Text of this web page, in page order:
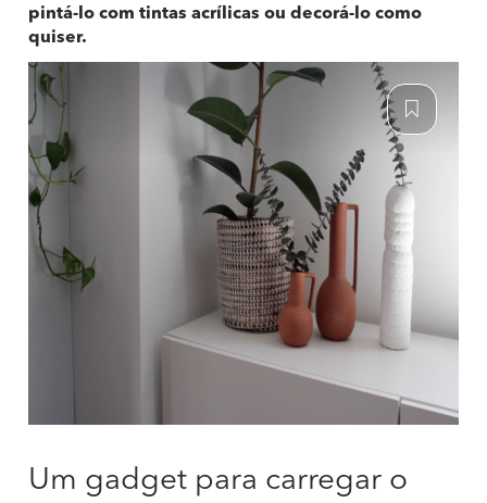
pintá-lo com tintas acrílicas ou decorá-lo como
quiser.
Um gadget para carregar o